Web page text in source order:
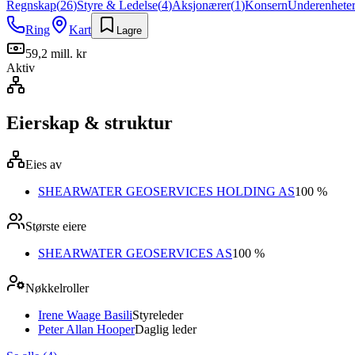
Regnskap(26)Styre & Ledelse(4)Aksjonærer(1)KonsernUnderenheter
Ring
Kart Lagre
59,2 mill. kr
Aktiv
Eierskap & struktur
Eies av
SHEARWATER GEOSERVICES HOLDING AS100 %
Største eiere
SHEARWATER GEOSERVICES AS100 %
Nøkkelroller
Irene Waage BasiliStyreleder
Peter Allan HooperDaglig leder